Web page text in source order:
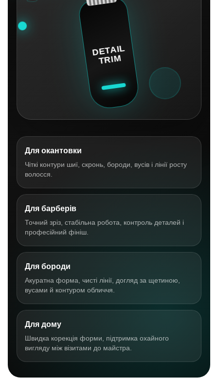
Для окантовки
Чіткі контури шиї, скронь, бороди, вусів і лінії росту
волосся.
Для барберів
Точний зріз, стабільна робота, контроль деталей і
професійний фініш.
Для бороди
Акуратна форма, чисті лінії, догляд за щетиною,
вусами й контуром обличчя.
Для дому
Швидка корекція форми, підтримка охайного
вигляду між візитами до майстра.